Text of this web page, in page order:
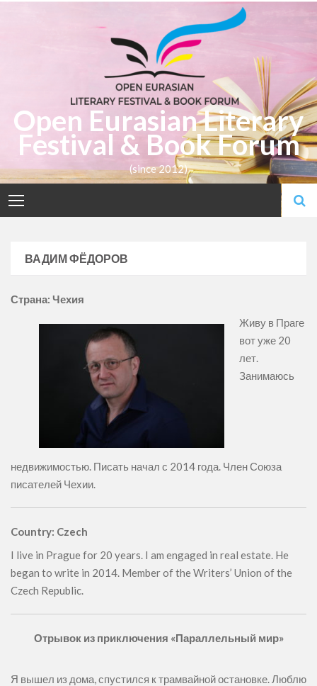
Open Eurasian Literary
Festival & Book Forum
(since 2012)
ВАДИМ ФЁДОРОВ
Страна: Чехия
Живу в Праге
вот уже 20
лет.
Занимаюсь
недвижимостью. Писать начал с 2014 года. Член Союза
писателей Чехии.
Country: Czech
I live in Prague for 20 years. I am engaged in real estate. He
began to write in 2014. Member of the Writers’ Union of the
Czech Republic.
Отрывок из приключения «Параллельный мир»
Я вышел из дома, спустился к трамвайной остановке. Люблю